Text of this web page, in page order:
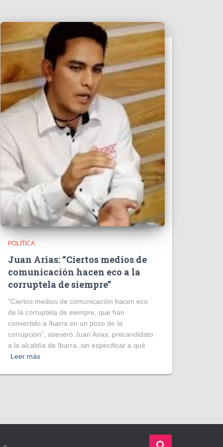
POLÍTICA
Juan Arias: “Ciertos medios de
comunicación hacen eco a la
corruptela de siempre”
“Ciertos medios de comunicación hacen eco
de la corruptela de siempre, que han
convertido a Ibarra en un pozo de la
corrupción”, aseveró Juan Arias, precandidato
a la alcaldía de Ibarra, sin especificar a qué
Leer más
B